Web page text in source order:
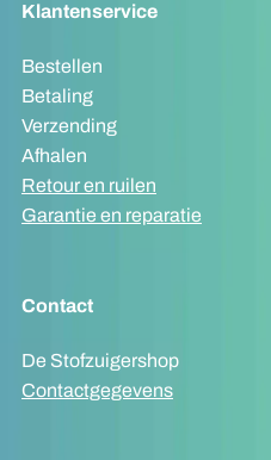
Klantenservice
Bestellen
Betaling
Verzending
Afhalen
Retour en ruilen
Garantie en reparatie
Contact
De Stofzuigershop
Contactgegevens